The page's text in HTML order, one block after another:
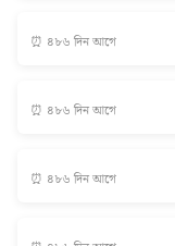
⏰ ৪৮৬ দিন আগে
⏰ ৪৮৬ দিন আগে
⏰ ৪৮৬ দিন আগে